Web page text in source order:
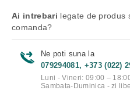
Ai intrebari legate de produs
comanda?
Ne poti suna la
079294081, +373 (022)
Luni - Vineri: 09:00 –
Sambata-Duminica - zi